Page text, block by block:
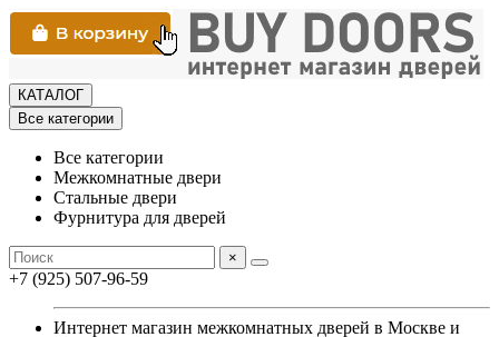
КАТАЛОГ
Все категории
Все категории
Межкомнатные двери
Стальные двери
Фурнитура для дверей
×
+7 (925) 507-96-59
Интернет магазин межкомнатных дверей в Москве и